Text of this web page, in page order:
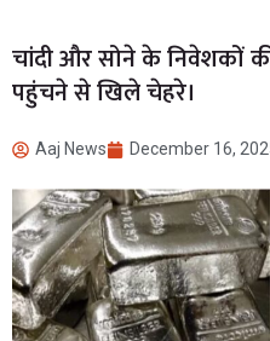
चांदी और सोने के निवेशकों
पहुंचने से खिले चेहरे।
Aaj News December 16,